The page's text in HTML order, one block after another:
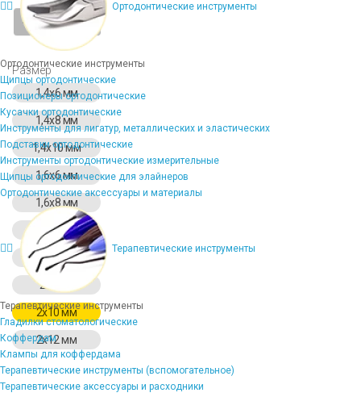
Ортодонтические инструменты
Ортодонтические инструменты
Щипцы ортодонтические
Позиционеры ортодонтические
Кусачки ортодонтические
Инструменты для лигатур, металлических и эластических
Подставки ортодонтические
Инструменты ортодонтические измерительные
Щипцы ортодонтические для элайнеров
Ортодонтические аксессуары и материалы
Терапевтические инструменты
Терапевтические инструменты
Гладилки стоматологические
Коффердам
Клампы для коффердама
Терапевтические инструменты (вспомогательное)
Терапевтические аксессуары и расходники
- +
Размер
1,4х6 мм
1,4х8 мм
1,4х10 мм
1,6х6 мм
1,6х8 мм
1,6х10 мм
1,6х12 мм
2х8 мм
2х10 мм
2х12 мм